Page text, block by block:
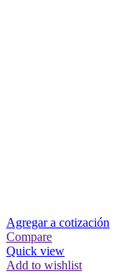
Agregar a cotización
Compare
Quick view
Add to wishlist